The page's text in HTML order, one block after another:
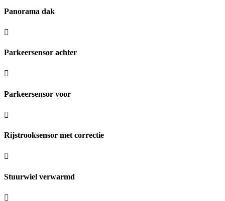
Panorama dak
Parkeersensor achter
Parkeersensor voor
Rijstrooksensor met correctie
Stuurwiel verwarmd